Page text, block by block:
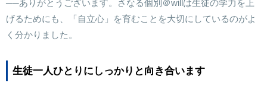
──ありがとうございます。さなる個別 ＠willは生徒の学力を上
げるためにも、「自立心」を育むことを大切にしているのがよ
く分かりました。
生徒一人ひとりにしっかりと向き合います